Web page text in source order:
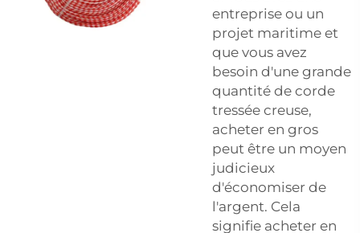
entreprise ou un
projet maritime et
que vous avez
besoin d'une grande
quantité de corde
tressée creuse,
acheter en gros
peut être un moyen
judicieux
d'économiser de
l'argent. Cela
signifie acheter en